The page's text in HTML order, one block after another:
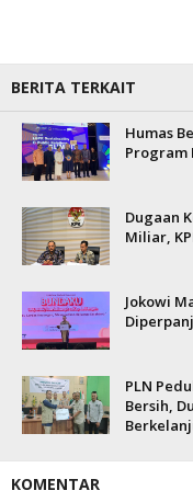
BERITA TERKAIT
Humas
Program
Dugaan
Miliar,
Jokowi
PLN
Bersih,
KOMENTAR